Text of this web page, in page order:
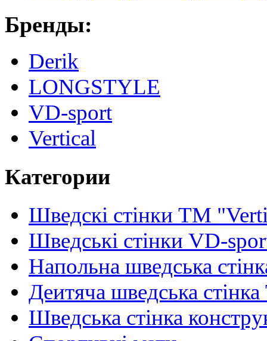
Бренды:
Derik
LONGSTYLE
VD-sport
Vertical
Категории
Шведскі стінки TM
Шведські стінки VD-
Напольна шведська
Деитяча шведська
Шведська стінка